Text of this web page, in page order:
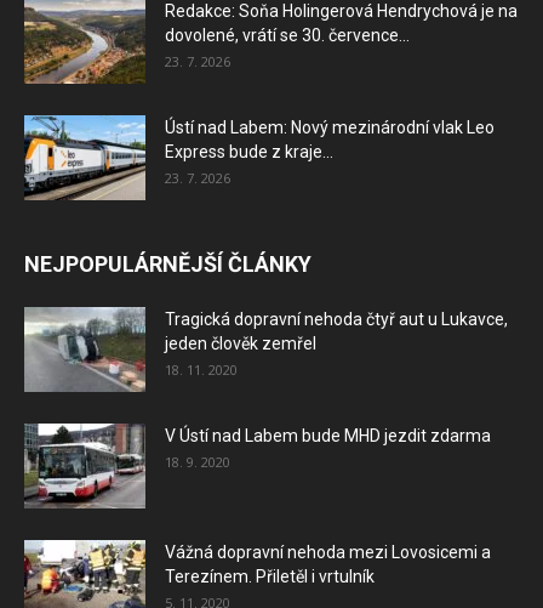
Redakce: Soňa Holingerová Hendrychová je na
dovolené, vrátí se 30. července...
23. 7. 2026
Ústí nad Labem: Nový mezinárodní vlak Leo
Express bude z kraje...
23. 7. 2026
NEJPOPULÁRNĚJŠÍ ČLÁNKY
Tragická dopravní nehoda čtyř aut u Lukavce,
jeden člověk zemřel
18. 11. 2020
V Ústí nad Labem bude MHD jezdit zdarma
18. 9. 2020
Vážná dopravní nehoda mezi Lovosicemi a
Terezínem. Přiletěl i vrtulník
5. 11. 2020